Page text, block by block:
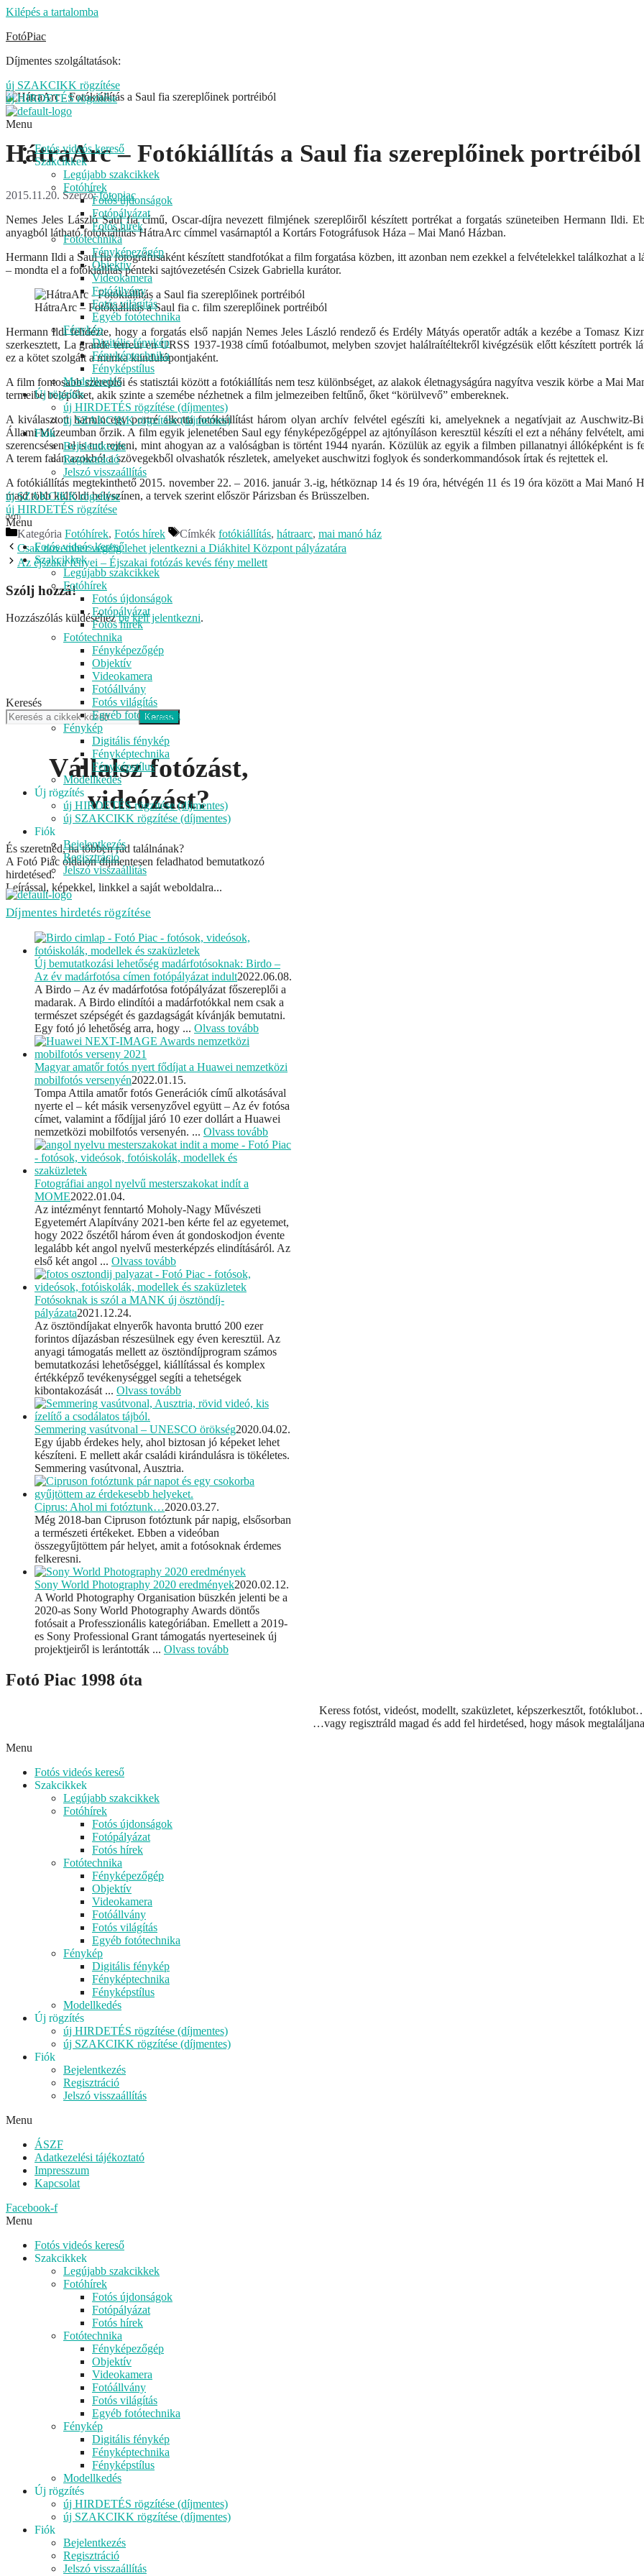
Kilépés a tartalomba
FotóPiac
Díjmentes szolgáltatások:
új SZAKCIKK rögzítése
új HIRDETÉS rögzítése
Menu
Fotós videós kereső
Szakcikkek
Legújabb szakcikkek
Fotóhírek
Fotós újdonságok
Fotópályázat
Fotós hírek
Fotótechnika
Fényképezőgép
Objektív
Videokamera
Fotóállvány
Fotós világítás
Egyéb fotótechnika
Fénykép
Digitális fénykép
Fényképtechnika
Fényképstílus
Modellkedés
Új rögzítés
új HIRDETÉS rögzítése (díjmentes)
új SZAKCIKK rögzítése (díjmentes)
Fiók
Bejelentkezés
Regisztráció
Jelszó visszaállítás
új SZAKCIKK rögzítése
új HIRDETÉS rögzítése
Menu
Fotós videós kereső
Szakcikkek
Legújabb szakcikkek
Fotóhírek
Fotós újdonságok
Fotópályázat
Fotós hírek
Fotótechnika
Fényképezőgép
Objektív
Videokamera
Fotóállvány
Fotós világítás
Egyéb fotótechnika
Fénykép
Digitális fénykép
Fényképtechnika
Fényképstílus
Modellkedés
Új rögzítés
új HIRDETÉS rögzítése (díjmentes)
új SZAKCIKK rögzítése (díjmentes)
Fiók
Bejelentkezés
Regisztráció
Jelszó visszaállítás
HátraArc – Fotókiállítás a Saul fia szereplőinek portréiból
2015.11.20. Szerző:fotopiac
Nemes Jeles László Saul fia című, Oscar-díjra nevezett filmjének szereplőiről készített portrékat a forgatás szüneteiben Hermann Ildi.
anyagból látható fotókiállítás HátraArc címmel vasárnaptól a Kortárs Fotográfusok Háza – Mai Manó Házban.
Hermann Ildi a Saul fia fotográfusaként készített standfotókat a film forgatása közben, itt azonban nem ezekkel a felvételekkel találkozhat a
– mondta el a fotókiállítás pénteki sajtóvezetésén Csizek Gabriella kurátor.
HátraArc – Fotókiállítás a Saul fia c. film szereplőinek portréiból
Hermann Ildi felidézte, hogy a forgatás első napján Nemes Jeles László rendező és Erdély Mátyás operatőr adták a kezébe a Tomasz
szerkesztett, La grande terreur en URSS 1937-1938 című fotóalbumot, melyben szovjet halálraítéltekről kivégzésük előtt készített portrék
ez a kötet szolgált a munka kiindulópontjaként.
A film fontosabb szereplői és statisztái között a fotókiállítás nem tesz különbséget, az alakok életnagyságúra nagyítva veszik körbe a Mai
termeibe belépőket, akik szinte a szemébe nézhetnek a film jelmezeiben feltűnő, őket “körülvevő” embereknek.
A kiválasztott harmincegy portré alkotta fotókiállítást három olyan archív felvétel egészíti ki, amelyeknek a negatívjait az Auschwitz-
Állami Múzeumban őrzik. A film egyik jelenetében Saul egy fényképezőgéppel az ajtónyíláson keresztül készíti el ezt a néhány felvételt,
szerencsésen el is tud rejteni, mint ahogyan az a valóságban is történt 1944 nyarán. Közülük az egyik a filmben pillanatnyi állóképként is
A terem falán azokból a szövegekből olvashatók részletek, amelyeket auschwitzi foglyok és sonderkommandósok írtak és rejtettek el.
A fotókiállítás megtekinthető 2015. november 22. – 2016. január 3.-ig, hétköznap 14 és 19 óra, hétvégén 11 és 19 óra között a Mai Manó
majd több külföldi helyszínen, a tervek szerint először Párizsban és Brüsszelben.
(MTI)
Kategória Fotóhírek, Fotós hírek Címkék fotókiállítás, hátraarc, mai manó ház
Csak november végéig lehet jelentkezni a Diákhitel Központ pályázatára
Az éjszaka fényei – Éjszakai fotózás kevés fény mellett
Szólj hozzá!
Hozzászólás küldéséhezbe kell jelentkezni.
Keresés
Keress
Vállalsz fotózást,
videózást?
És szeretnéd, ha többen rád találnának?
A Fotó Piac oldalon díjmentesen feladhatod bemutatkozó
hirdetésed.
Leírással, képekkel, linkkel a saját weboldalra...
Díjmentes hirdetés rögzítése
Új bemutatkozási lehetőség madárfotósoknak: Birdo –
Az év madárfotósa címen fotópályázat indult2022.06.08.
A Birdo – Az év madárfotósa fotópályázat főszereplői a
madarak. A Birdo elindítói a madárfotókkal nem csak a
természet szépségét és gazdagságát kívánják bemutatni.
Egy fotó jó lehetőség arra, hogy ... Olvass tovább
Magyar amatőr fotós nyert fődíjat a Huawei nemzetközi
mobilfotós versenyén2022.01.15.
Tompa Attila amatőr fotós Generációk című alkotásával
nyerte el – két másik versenyzővel együtt – Az év fotósa
címet, valamint a fődíjjal járó 10 ezer dollárt a Huawei
nemzetközi mobilfotós versenyén. ... Olvass tovább
Fotográfiai angol nyelvű mesterszakokat indít a
MOME2022.01.04.
Az intézményt fenntartó Moholy-Nagy Művészeti
Egyetemért Alapítvány 2021-ben kérte fel az egyetemet,
hogy 2022 őszétől három éven át gondoskodjon évente
legalább két angol nyelvű mesterképzés elindításáról. Az
első két angol ... Olvass tovább
Fotósoknak is szól a MANK új ösztöndíj-
pályázata2021.12.24.
Az ösztöndíjakat elnyerők havonta bruttó 200 ezer
forintos díjazásban részesülnek egy éven keresztül. Az
anyagi támogatás mellett az ösztöndíjprogram számos
bemutatkozási lehetőséggel, kiállítással és komplex
értékképző tevékenységgel segíti a tehetségek
kibontakozását ... Olvass tovább
Semmering vasútvonal – UNESCO örökség2020.04.02.
Egy újabb érdekes hely, ahol biztosan jó képeket lehet
készíteni. E mellett akár családi kirándulásra is tökéletes.
Semmering vasútvonal, Ausztria.
Ciprus: Ahol mi fotóztunk…2020.03.27.
Még 2018-ban Cipruson fotóztunk pár napig, elsősorban
a természeti értékeket. Ebben a videóban
összegyűjtöttem pár helyet, amit a fotósoknak érdemes
felkeresni.
Sony World Photography 2020 eredmények2020.02.12.
A World Photography Organisation büszkén jelenti be a
2020-as Sony World Photography Awards döntős
fotósait a Professzionális kategóriában. Emellett a 2019-
es Sony Professional Grant támogatás nyerteseinek új
projektjeiről is lerántották ... Olvass tovább
Fotó Piac 1998 óta
Keress fotóst, videóst, modellt, szaküzletet, képszerkesztőt,
…vagy regisztráld magad és add fel hirdetésed, hogy mások
Menu
Fotós videós kereső
Szakcikkek
Legújabb szakcikkek
Fotóhírek
Fotós újdonságok
Fotópályázat
Fotós hírek
Fotótechnika
Fényképezőgép
Objektív
Videokamera
Fotóállvány
Fotós világítás
Egyéb fotótechnika
Fénykép
Digitális fénykép
Fényképtechnika
Fényképstílus
Modellkedés
Új rögzítés
új HIRDETÉS rögzítése (díjmentes)
új SZAKCIKK rögzítése (díjmentes)
Fiók
Bejelentkezés
Regisztráció
Jelszó visszaállítás
Menu
ÁSZF
Adatkezelési tájékoztató
Impresszum
Kapcsolat
Facebook-f
Menu
Fotós videós kereső
Szakcikkek
Legújabb szakcikkek
Fotóhírek
Fotós újdonságok
Fotópályázat
Fotós hírek
Fotótechnika
Fényképezőgép
Objektív
Videokamera
Fotóállvány
Fotós világítás
Egyéb fotótechnika
Fénykép
Digitális fénykép
Fényképtechnika
Fényképstílus
Modellkedés
Új rögzítés
új HIRDETÉS rögzítése (díjmentes)
új SZAKCIKK rögzítése (díjmentes)
Fiók
Bejelentkezés
Regisztráció
Jelszó visszaállítás